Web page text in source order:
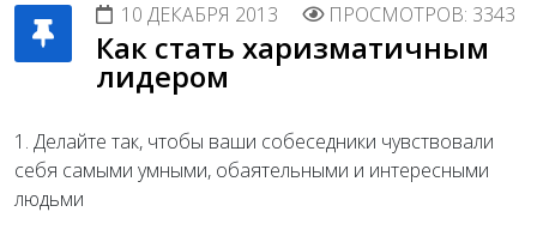
10 ДЕКАБРЯ 2013 ПРОСМОТРОВ: 3343
Как стать харизматичным
лидером
1. Делайте так, чтобы ваши собеседники чувствовали
себя самыми умными, обаятельными и интересными
людьми